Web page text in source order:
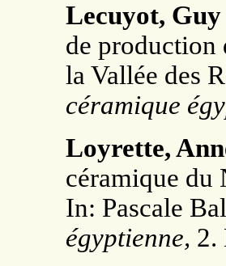
Lecuyot, Guy
de production
la Vallée des
céramique
Loyrette,
céramique du
In: Pascale
égyptienne, 2.